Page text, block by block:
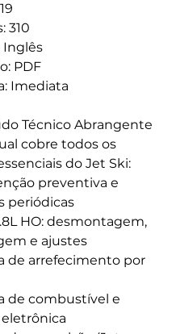
310
Inglês
PDF
Imediata
Técnico Abrangente
cobre todos os
do Jet Ski:
preventiva e
periódicas
HO: desmontagem,
e ajustes
de arrefecimento por
de combustível e